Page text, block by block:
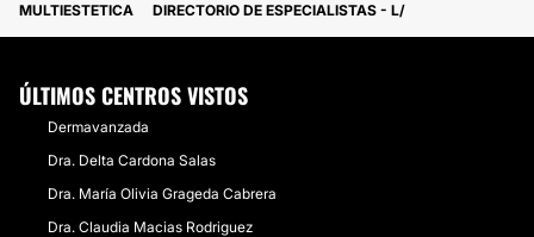
MULTIESTETICA DIRECTORIO DE ESPECIALISTAS - L
ÚLTIMOS CENTROS VISTOS
Dermavanzada
Dra. Delta Cardona Salas
Dra. María Olivia Grageda Cabrera
Dra. Claudia Macias Rodriguez